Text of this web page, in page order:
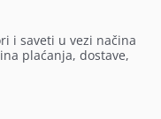
i saveti u vezi načina
plaćanja, dostave,